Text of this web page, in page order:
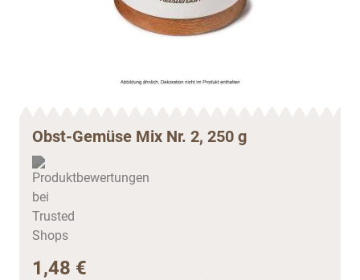
Obst-Gemüse Mix Nr. 2, 250 g
1,48 €